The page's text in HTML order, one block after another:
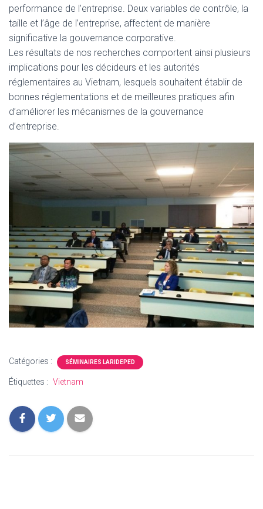
performance de l’entreprise. Deux variables de contrôle, la
taille et l’âge de l’entreprise, affectent de manière
significative la gouvernance corporative.
Les résultats de nos recherches comportent ainsi plusieurs
implications pour les décideurs et les autorités
réglementaires au Vietnam, lesquels souhaitent établir de
bonnes réglementations et de meilleures pratiques afin
d’améliorer les mécanismes de la gouvernance
d’entreprise.
Catégories : SÉMINAIRES LARIDEPED
Étiquettes : Vietnam